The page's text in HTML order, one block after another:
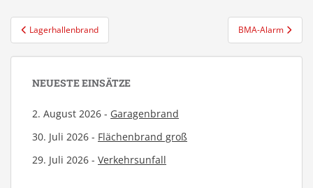
Beitragsnavigation
Lagerhallenbrand BMA-Alarm
NEUESTE EINSÄTZE
2. August 2026 - Garagenbrand
30. Juli 2026 - Flächenbrand groß
29. Juli 2026 - Verkehrsunfall